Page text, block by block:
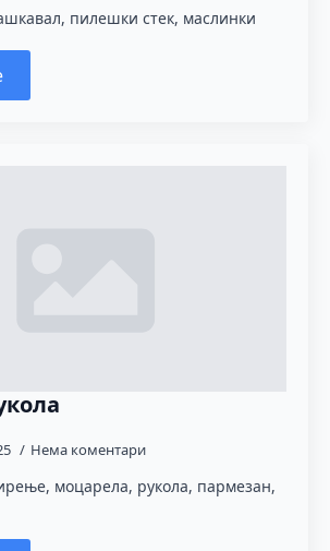
пилешки стек, маслинки
Нема коментари
моцарела, рукола, пармезан,